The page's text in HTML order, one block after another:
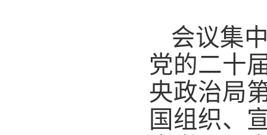
会议集
党的二十
央政治局
国组织、